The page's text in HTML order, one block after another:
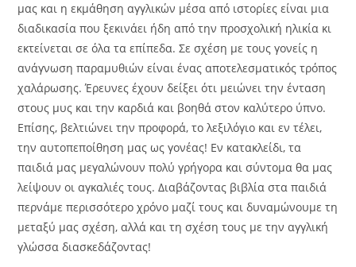
μας και η εκμάθηση αγγλικών μέσα από ιστορίες είναι μια
διαδικασία που ξεκινάει ήδη από την προσχολική ηλικία κι
εκτείνεται σε όλα τα επίπεδα. Σε σχέση με τους γονείς η
ανάγνωση παραμυθιών είναι ένας αποτελεσματικός τρόπος
χαλάρωσης. Έρευνες έχουν δείξει ότι μειώνει την ένταση
στους μυς και την καρδιά και βοηθά στον καλύτερο ύπνο.
Επίσης, βελτιώνει την προφορά, το λεξιλόγιο και εν τέλει,
την αυτοπεποίθηση μας ως γονέας! Εν κατακλείδι, τα
παιδιά μας μεγαλώνουν πολύ γρήγορα και σύντομα θα μας
λείψουν οι αγκαλιές τους. Διαβάζοντας βιβλία στα παιδιά
περνάμε περισσότερο χρόνο μαζί τους και δυναμώνουμε τη
μεταξύ μας σχέση, αλλά και τη σχέση τους με την αγγλική
γλώσσα διασκεδάζοντας!